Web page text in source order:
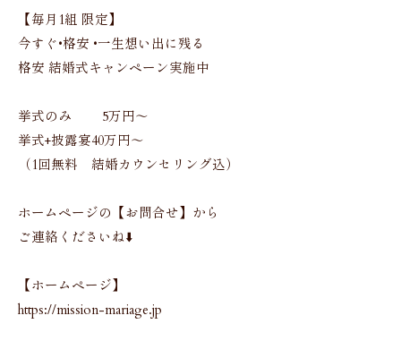
【毎月1組 限定】
今すぐ•格安 •一生想い出に残る
格安 結婚式キャンペーン実施中
挙式のみ 5万円〜
挙式+披露宴40万円〜
（1回無料 結婚カウンセリング込）
ホームページの【お問合せ】から
ご連絡くださいね⬇️
【ホームページ】
https://mission-mariage.jp